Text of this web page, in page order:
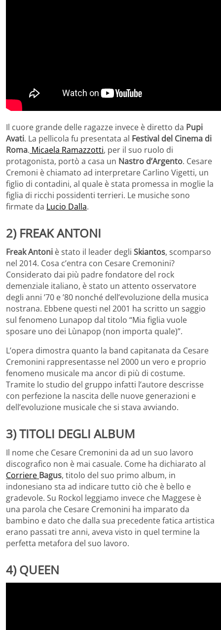
Il cuore grande delle ragazze invece è diretto da Pupi
Avati. La pellicola fu presentata al Festival del Cinema di
Roma. Micaela Ramazzotti, per il suo ruolo di
protagonista, portò a casa un Nastro d’Argento. Cesare
Cremoni è chiamato ad interpretare Carlino Vigetti, un
figlio di contadini, al quale è stata promessa in moglie la
figlia di ricchi possidenti terrieri. Le musiche sono
firmate da Lucio Dalla.
2) FREAK ANTONI
Freak Antoni è stato il leader degli Skiantos, scomparso
nel 2014. Cosa c’entra con Cesare Cremonini?
Considerato dai più padre fondatore del rock
demenziale italiano, è stato un attento osservatore
degli anni ’70 e ’80 nonché dell’evoluzione della musica
nostrana. Ebbene questi nel 2001 ha scritto un saggio
sul fenomeno Lunapop dal titolo “Mia figlia vuole
sposare uno dei Lùnapop (non importa quale)”.
L’opera dimostra quanto la band capitanata da Cesare
Cremonini rappresentasse nel 2000 un vero e proprio
fenomeno musicale ma ancor di più di costume.
Tramite lo studio del gruppo infatti l’autore descrisse
con perfezione la nascita delle nuove generazioni e
dell’evoluzione musicale che si stava avviando.
3) TITOLI DEGLI ALBUM
Il nome che Cesare Cremonini da ad un suo lavoro
discografico non è mai casuale. Come ha dichiarato al
Corriere Bagus, titolo del suo primo album, in
indonesiano sta ad indicare tutto ciò che è bello e
gradevole. Su Rockol leggiamo invece che Maggese è
una parola che Cesare Cremonini ha imparato da
bambino e dato che dalla sua precedente fatica artistica
erano passati tre anni, aveva visto in quel termine la
perfetta metafora del suo lavoro.
4) QUEEN